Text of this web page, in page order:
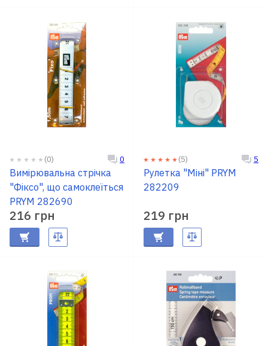
(0) 0
Вимірювальна стрічка
"Фіксо", що самоклеїться
PRYM 282690
216 грн
(5) 5
Рулетка "Міні" PRYM
282209
219 грн